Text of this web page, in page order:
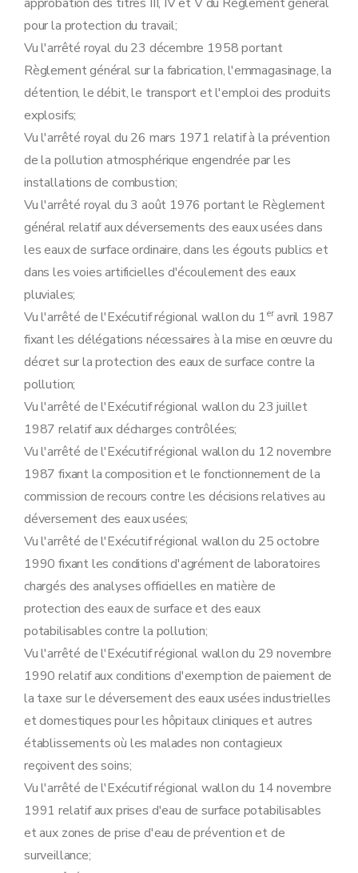
Art. 28
Art. 29
Section 2
Procédure d'octroi du permis unique
Sous-section première Introduction de la demande
Art. 30
Art. 30
Art. 31
Art. 33
Art. 34
Sous-section 2 Enquête publique
Art. 35
Art. 37
Art. 38
Art. 40
Art. 41
Art. 43
Art. 44
Art. 45
Sous-section 4 Contenu du permis unique
Sous-section 5
Art. 47
Art. 48
Art. 49
Art. 50
Art. 51
Art. 52
Art. 53
Art. 54
Art. 55
Sous-section 6 Tenue des registres
Art. 56
Art. 57
Art. 58
Section 3 (Dispositions complémentaires relatives aux établissements visés par l'accord de coopération entre l'Etat fédéral, les Régions flamande et wallonne et la Région de Bruxelles-Capitale concernant la maîtrise des dangers liés aux accidents majeurs impliquant des substances dangereuses
Art. 59
Art. 59
Sous-section 2 Documents à joindre à la demande de permis d'environnement et de permis unique
Art. 61
Sous-section 3 Instruction et délivrance du permis d'environnement et du permis unique
Art. 62
Art. 63
Art. 64
Sous-section 4
Surveillance et mesures administratives
Art. 65
Art. 66
Section 4
Sous-section première
pour la protection du travail;
Vu l'arrêté royal du 23 décembre 1958 portant
Règlement général sur la fabrication, l'emmagasinage, la
détention, le débit, le transport et l'emploi des produits
explosifs;
Vu l'arrêté royal du 26 mars 1971 relatif à la prévention
de la pollution atmosphérique engendrée par les
installations de combustion;
Vu l'arrêté royal du 3 août 1976 portant le Règlement
général relatif aux déversements des eaux usées dans
les eaux de surface ordinaire, dans les égouts publics et
dans les voies artificielles d'écoulement des eaux
pluviales;
Vu l'arrêté de l'Exécutif régional wallon du 1eravril 1987
fixant les délégations nécessaires à la mise en œuvre du
décret sur la protection des eaux de surface contre la
pollution;
Vu l'arrêté de l'Exécutif régional wallon du 23 juillet
1987 relatif aux décharges contrôlées;
Vu l'arrêté de l'Exécutif régional wallon du 12 novembre
1987 fixant la composition et le fonctionnement de la
commission de recours contre les décisions relatives au
déversement des eaux usées;
Vu l'arrêté de l'Exécutif régional wallon du 25 octobre
1990 fixant les conditions d'agrément de laboratoires
chargés des analyses officielles en matière de
protection des eaux de surface et des eaux
potabilisables contre la pollution;
Vu l'arrêté de l'Exécutif régional wallon du 29 novembre
1990 relatif aux conditions d'exemption de paiement de
la taxe sur le déversement des eaux usées industrielles
et domestiques pour les hôpitaux cliniques et autres
établissements où les malades non contagieux
reçoivent des soins;
Vu l'arrêté de l'Exécutif régional wallon du 14 novembre
1991 relatif aux prises d'eau de surface potabilisables
et aux zones de prise d'eau de prévention et de
surveillance;